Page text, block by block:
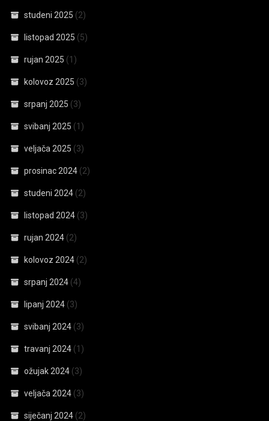
studeni 2025 (2)
listopad 2025 (5)
rujan 2025 (1)
kolovoz 2025 (3)
srpanj 2025 (3)
svibanj 2025 (1)
veljača 2025 (3)
prosinac 2024 (2)
studeni 2024 (2)
listopad 2024 (3)
rujan 2024 (2)
kolovoz 2024 (2)
srpanj 2024 (4)
lipanj 2024 (3)
svibanj 2024 (3)
travanj 2024 (1)
ožujak 2024 (3)
veljača 2024 (3)
siječanj 2024 (2)